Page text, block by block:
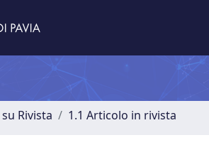
Rivista 1.1 Articolo in rivista